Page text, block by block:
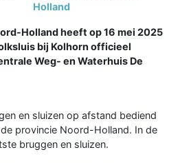
Holland
Holland heeft op 16 mei 2025
bij Kolhorn officieel
Weg- en Waterhuis De
en sluizen op afstand bediend
provincie Noord-Holland. In de
bruggen en sluizen.